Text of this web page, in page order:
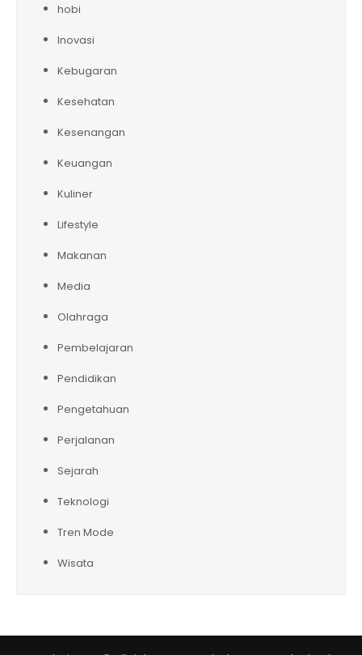
hobi
Inovasi
Kebugaran
Kesehatan
Kesenangan
Keuangan
Kuliner
Lifestyle
Makanan
Media
Olahraga
Pembelajaran
Pendidikan
Pengetahuan
Perjalanan
Sejarah
Teknologi
Tren Mode
Wisata